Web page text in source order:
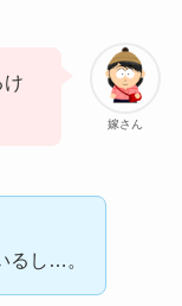
嫁さん
け
るし…。